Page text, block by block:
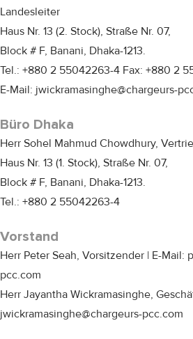
Landesleiter
Haus Nr. 13 (2. Stock), Straße Nr. 07,
Block # F, Banani, Dhaka-1213.
Tel.: +880 2 55042263-4 Fax: +880 2
E-Mail: jwickramasinghe@chargeurs-
Büro Dhaka
Herr Sohel Mahmud Chowdhury,
Haus Nr. 13 (1. Stock), Straße Nr. 07,
Block # F, Banani, Dhaka-1213.
Tel.: +880 2 55042263-4
Vorstand
Herr Peter Seah, Vorsitzender | E-Mail:
pcc.com
Herr Jayantha Wickramasinghe,
jwickramasinghe@chargeurs-pcc.com